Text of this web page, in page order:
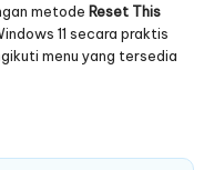
metode Reset This
11 secara praktis
menu yang tersedia